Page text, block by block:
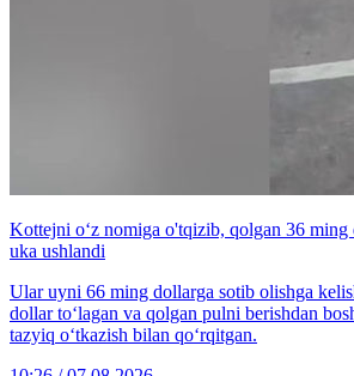
Kottejni o‘z nomiga o'tqizib, qolgan 36 ming
uka ushlandi
Ular uyni 66 ming dollarga sotib olishga
dollar to‘lagan va qolgan pulni berishdan
tazyiq o‘tkazish bilan qo‘rqitgan.